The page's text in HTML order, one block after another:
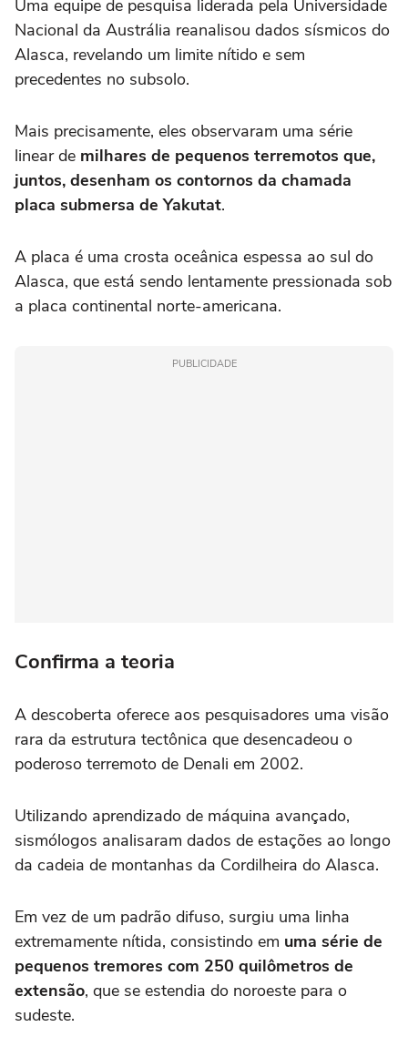
Uma equipe de pesquisa liderada pela Universidade
Nacional da Austrália reanalisou dados sísmicos do
Alasca, revelando um limite nítido e sem
precedentes no subsolo.
Mais precisamente, eles observaram uma série
linear de milhares de pequenos terremotos que,
juntos, desenham os contornos da chamada
placa submersa de Yakutat.
A placa é uma crosta oceânica espessa ao sul do
Alasca, que está sendo lentamente pressionada sob
a placa continental norte-americana.
PUBLICIDADE
Confirma a teoria
A descoberta oferece aos pesquisadores uma visão
rara da estrutura tectônica que desencadeou o
poderoso terremoto de Denali em 2002.
Utilizando aprendizado de máquina avançado,
sismólogos analisaram dados de estações ao longo
da cadeia de montanhas da Cordilheira do Alasca.
Em vez de um padrão difuso, surgiu uma linha
extremamente nítida, consistindo em uma série de
pequenos tremores com 250 quilômetros de
extensão, que se estendia do noroeste para o
sudeste.